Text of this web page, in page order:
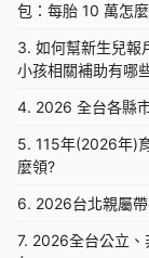
包：每胎 10 萬怎
3. 如何幫新生兒報
小孩相關補助有哪
4. 2026 全台各縣
5. 115年(2026年)
麼領?
6. 2026台北親屬
7. 2026全台公立、